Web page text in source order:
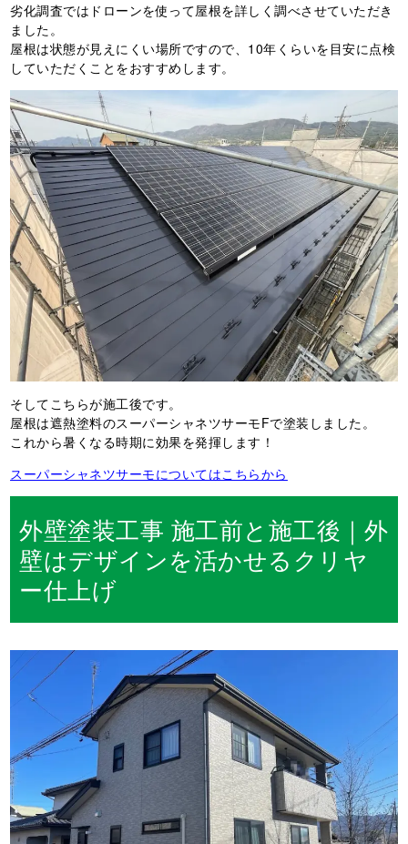
劣化調査ではドローンを使って屋根を詳しく調べさせていただき
ました。
屋根は状態が見えにくい場所ですので、10年くらいを目安に点検
していただくことをおすすめします。
そしてこちらが施工後です。
屋根は遮熱塗料のスーパーシャネツサーモFで塗装しました。
これから暑くなる時期に効果を発揮します！
スーパーシャネツサーモについてはこちらから
外壁塗装工事 施工前と施工後｜外
壁はデザインを活かせるクリヤ
ー仕上げ